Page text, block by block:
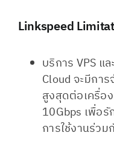
Linkspeed
บริการ VPS แ
Cloud จะมีกา
สูงสุดต่อเครื่อ
10Gbps เพื่อ
การใช้งานร่ว